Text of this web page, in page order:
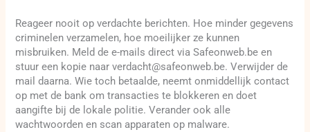
Reageer nooit op verdachte berichten. Hoe minder gegevens
criminelen verzamelen, hoe moeilijker ze kunnen
misbruiken. Meld de e-mails direct via Safeonweb.be en
stuur een kopie naar verdacht@safeonweb.be. Verwijder de
mail daarna. Wie toch betaalde, neemt onmiddellijk contact
op met de bank om transacties te blokkeren en doet
aangifte bij de lokale politie. Verander ook alle
wachtwoorden en scan apparaten op malware.